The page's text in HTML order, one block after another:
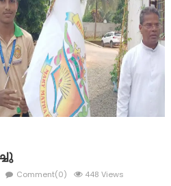
നേരിട്ട വ്യാപാരികൾക്ക്
സർക്കാർ തയ്യാറാക്കണം:
സ്ഥാപനങ്ങൾക്ക് നാളെ
Comment(0) 448 Views